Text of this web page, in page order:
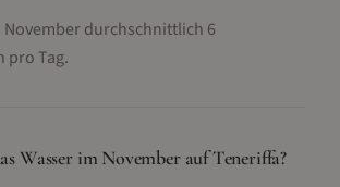
durchschnittlich 6
pro Tag.
Wasser im November auf Teneriffa?